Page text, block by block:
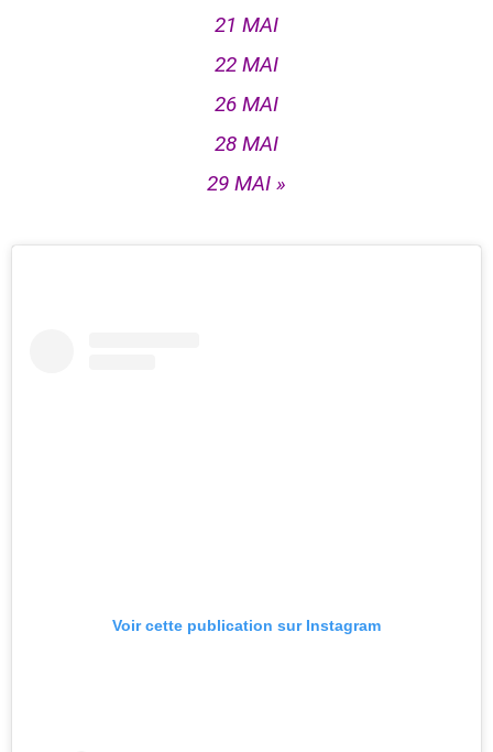
21 MAI
22 MAI
26 MAI
28 MAI
29 MAI »
Voir cette publication sur Instagram